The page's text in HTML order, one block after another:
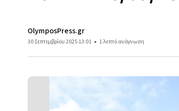
OlymposPress.gr
30 Σεπτεμβρίου 2025 13:01 1 λεπτό ανάγνωση